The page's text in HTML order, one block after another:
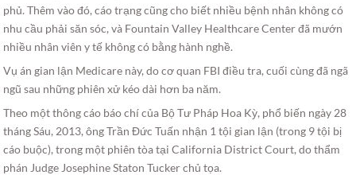
phủ. Thêm vào đó, cáo trạng cũng cho biết nhiều bệnh nhân không có
nhu cầu phải săn sóc, và Fountain Valley Healthcare Center đã mướn
nhiều nhân viên y tế không có bằng hành nghề.
Vụ án gian lận Medicare này, do cơ quan FBI điều tra, cuối cùng đã ngã
ngũ sau những phiên xử kéo dài hơn ba năm.
Theo một thông cáo báo chí của Bộ Tư Pháp Hoa Kỳ, phổ biến ngày 28
tháng Sáu, 2013, ông Trần Đức Tuấn nhận 1 tội gian lận (trong 9 tội bị
cáo buộc), trong một phiên tòa tại California District Court, do thẩm
phán Judge Josephine Staton Tucker chủ tọa.